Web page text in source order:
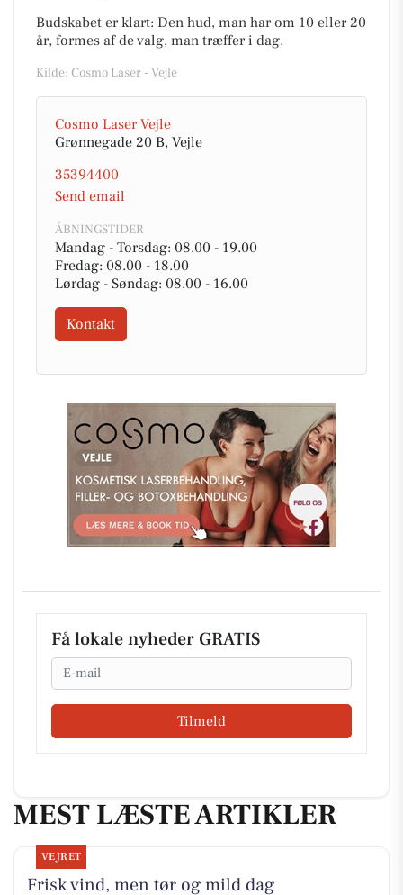
Budskabet er klart: Den hud, man har om 10 eller 20
år, formes af de valg, man træffer i dag.
Kilde: Cosmo Laser - Vejle
Cosmo Laser Vejle
Grønnegade 20 B, Vejle
35394400
Send email
ÅBNINGSTIDER
Mandag - Torsdag: 08.00 - 19.00
Fredag: 08.00 - 18.00
Lørdag - Søndag: 08.00 - 16.00
Kontakt
Få lokale nyheder GRATIS
Email
Tilmeld
MEST LÆSTE ARTIKLER
VEJRET
Frisk vind, men tør og mild dag